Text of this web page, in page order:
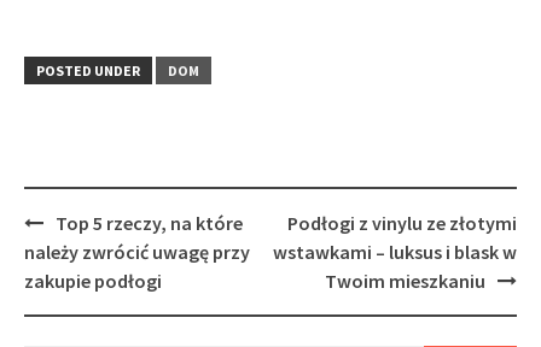
POSTED UNDER DOM
Post
navigation
Top 5 rzeczy, na które
należy zwrócić uwagę przy
zakupie podłogi
Podłogi z vinylu ze złotymi
wstawkami – luksus i blask w
Twoim mieszkaniu